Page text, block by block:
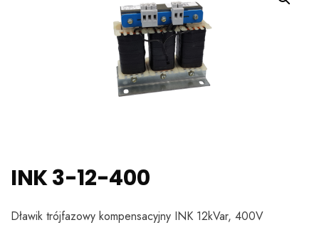
INK 3-12-400
Dławik trójfazowy kompensacyjny INK 12kVar, 400V